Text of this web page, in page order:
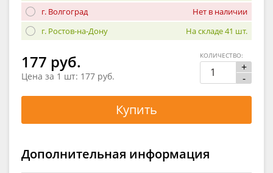
г. Волгоград
Нет в наличии
г. Ростов-на-Дону
На складе 41 шт.
177 руб.
Цена за 1 шт: 177 руб.
+
-
КОЛИЧЕСТВО:
Купить
Дополнительная информация